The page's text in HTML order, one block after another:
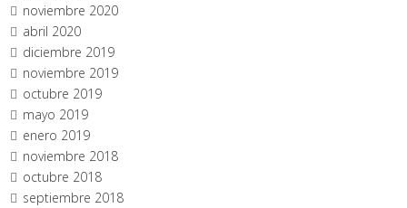
noviembre 2020
abril 2020
diciembre 2019
noviembre 2019
octubre 2019
mayo 2019
enero 2019
noviembre 2018
octubre 2018
septiembre 2018